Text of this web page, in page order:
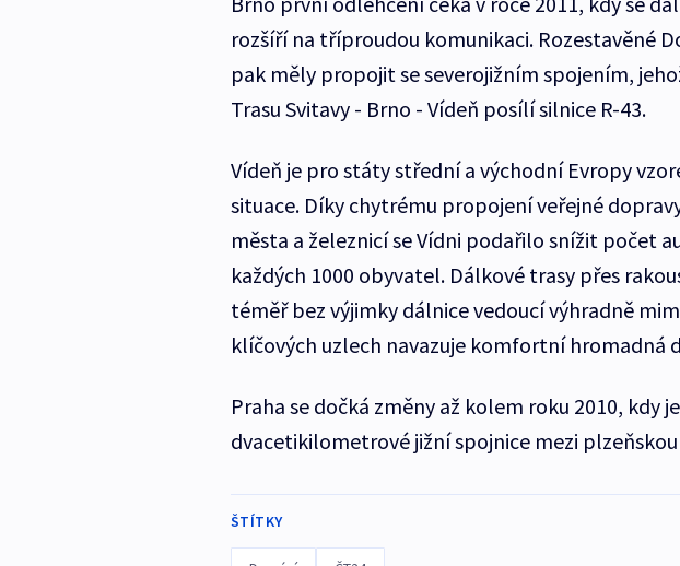
rozšíří na tříproudou komunikaci. Rozestavěné
pak měly propojit se severojižním spojením,
Trasu Svitavy - Brno - Vídeň posílí silnice R-43.
Vídeň je pro státy střední a východní Evropy
situace. Díky chytrému propojení veřejné
města a železnicí se Vídni podařilo snížit počet
každých 1000 obyvatel. Dálkové trasy přes
téměř bez výjimky dálnice vedoucí výhradně
klíčových uzlech navazuje komfortní hromadná
Praha se dočká změny až kolem roku 2010, kdy
dvacetikilometrové jižní spojnice mezi plzeňskou
ŠTÍTKY